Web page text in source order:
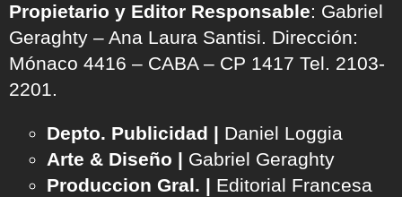
Propietario y Editor Responsable: Gabriel
Geraghty – Ana Laura Santisi. Dirección:
Mónaco 4416 – CABA – CP 1417 Tel. 2103-
2201.
Depto. Publicidad | Daniel Loggia
Arte & Diseño | Gabriel Geraghty
Produccion Gral. | Editorial Francesa